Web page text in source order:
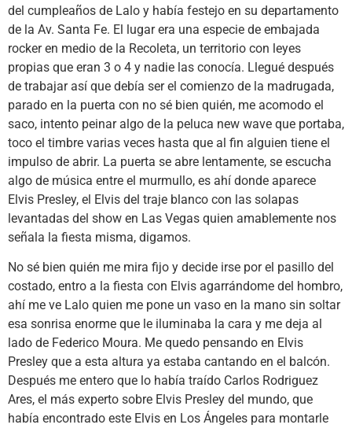
del cumpleaños de Lalo y había festejo en su departamento
de la Av. Santa Fe. El lugar era una especie de embajada
rocker en medio de la Recoleta, un territorio con leyes
propias que eran 3 o 4 y nadie las conocía. Llegué después
de trabajar así que debía ser el comienzo de la madrugada,
parado en la puerta con no sé bien quién, me acomodo el
saco, intento peinar algo de la peluca new wave que portaba,
toco el timbre varias veces hasta que al fin alguien tiene el
impulso de abrir. La puerta se abre lentamente, se escucha
algo de música entre el murmullo, es ahí donde aparece
Elvis Presley, el Elvis del traje blanco con las solapas
levantadas del show en Las Vegas quien amablemente nos
señala la fiesta misma, digamos.
No sé bien quién me mira fijo y decide irse por el pasillo del
costado, entro a la fiesta con Elvis agarrándome del hombro,
ahí me ve Lalo quien me pone un vaso en la mano sin soltar
esa sonrisa enorme que le iluminaba la cara y me deja al
lado de Federico Moura. Me quedo pensando en Elvis
Presley que a esta altura ya estaba cantando en el balcón.
Después me entero que lo había traído Carlos Rodriguez
Ares, el más experto sobre Elvis Presley del mundo, que
había encontrado este Elvis en Los Ángeles para montarle